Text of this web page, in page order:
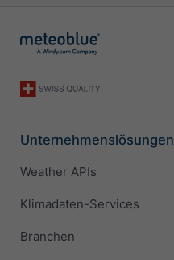
Unternehmenslösungen
Weather APIs
Klimadaten-Services
Branchen